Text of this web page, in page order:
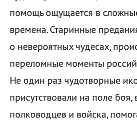
помощь ощущается в
времена. Старинные
о невероятных чудесах,
переломные моменты
Не один раз чудотворные
присутствовали на поле боя,
полководцев и войска,